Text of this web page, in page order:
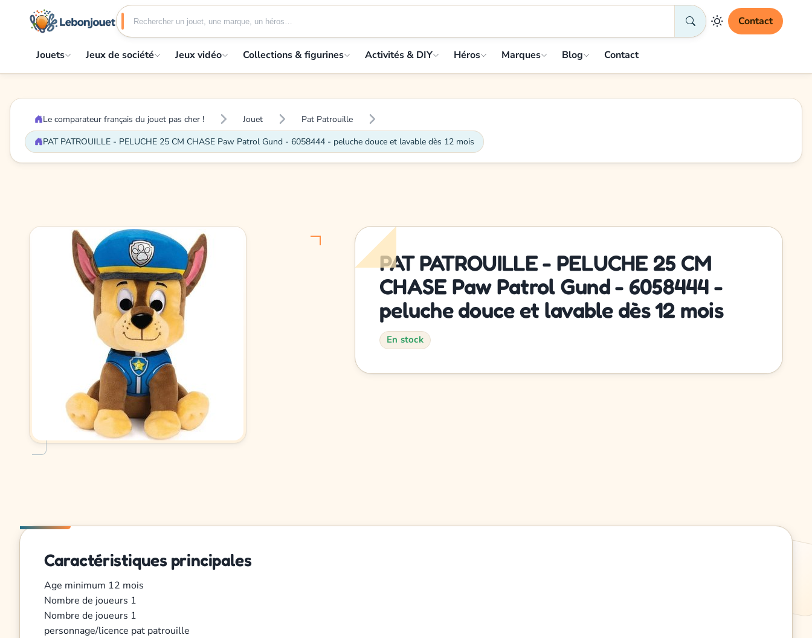
Contact
Jouets Jeux de société Jeux vidéo Collections & figurines Activités & DIY Héros Marques Blog Contact
Le comparateur français du jouet pas cher ! Jouet
Pat Patrouille
PAT PATROUILLE - PELUCHE 25 CM CHASE Paw Patrol Gund - 6058444 - peluche douce et lavable dès 12 mois
PAT PATROUILLE - PELUCHE 25 CM
CHASE Paw Patrol Gund - 6058444 -
peluche douce et lavable dès 12 mois
En stock
Caractéristiques principales
Age minimum 12 mois
Nombre de joueurs 1
Nombre de joueurs 1
personnage/licence pat patrouille